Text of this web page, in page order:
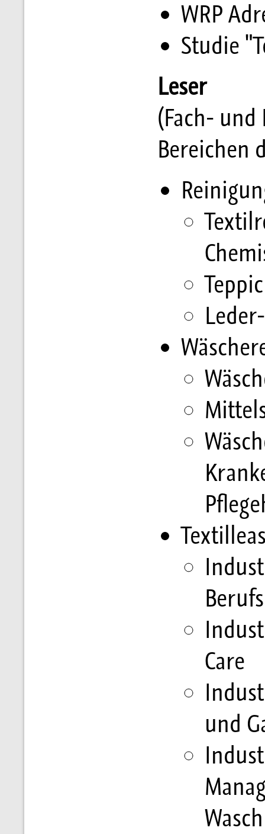
WRP
Studie
Leser
(Fach-
Bereichen
Care
und